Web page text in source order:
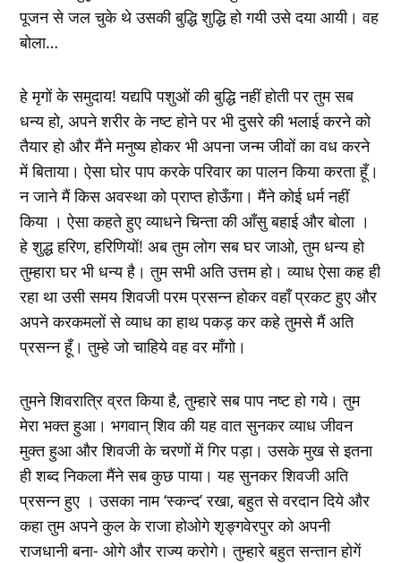
पूजन से जल चुके थे उसकी बुद्धि शुद्धि हो गयी उसे दया आयी। वह
बोला…
हे मृगों के समुदाय! यद्यपि पशुओं की बुद्धि नहीं होती पर तुम सब
धन्य हो, अपने शरीर के नष्ट होने पर भी दुसरे की भलाई करने को
तैयार हो और मैंने मनुष्य होकर भी अपना जन्म जीवों का वध करने
में बिताया। ऐसा घोर पाप करके परिवार का पालन किया करता हूँ।
न जाने मैं किस अवस्था को प्राप्त होऊँगा। मैंने कोई धर्म नहीं
किया । ऐसा कहते हुए व्याधने चिन्ता की आँसु बहाई और बोला ।
हे शुद्ध हरिण, हरिणियों! अब तुम लोग सब घर जाओ, तुम धन्य हो
तुम्हारा घर भी धन्य है। तुम सभी अति उत्तम हो। व्याध ऐसा कह ही
रहा था उसी समय शिवजी परम प्रसन्न होकर वहाँ प्रकट हुए और
अपने करकमलों से व्याध का हाथ पकड़ कर कहे तुमसे मैं अति
प्रसन्न हूँ। तुम्हे जो चाहिये वह वर माँगो।
तुमने शिवरात्रि व्रत किया है, तुम्हारे सब पाप नष्ट हो गये। तुम
मेरा भक्त हुआ। भगवान् शिव की यह वात सुनकर व्याध जीवन
मुक्त हुआ और शिवजी के चरणों में गिर पड़ा। उसके मुख से इतना
ही शब्द निकला मैंने सब कुछ पाया। यह सुनकर शिवजी अति
प्रसन्न हुए । उसका नाम ‘स्कन्द’ रखा, बहुत से वरदान दिये और
कहा तुम अपने कुल के राजा होओगे शृङ्गवेरपुर को अपनी
राजधानी बना- ओगे और राज्य करोगे। तुम्हारे बहुत सन्तान होगें